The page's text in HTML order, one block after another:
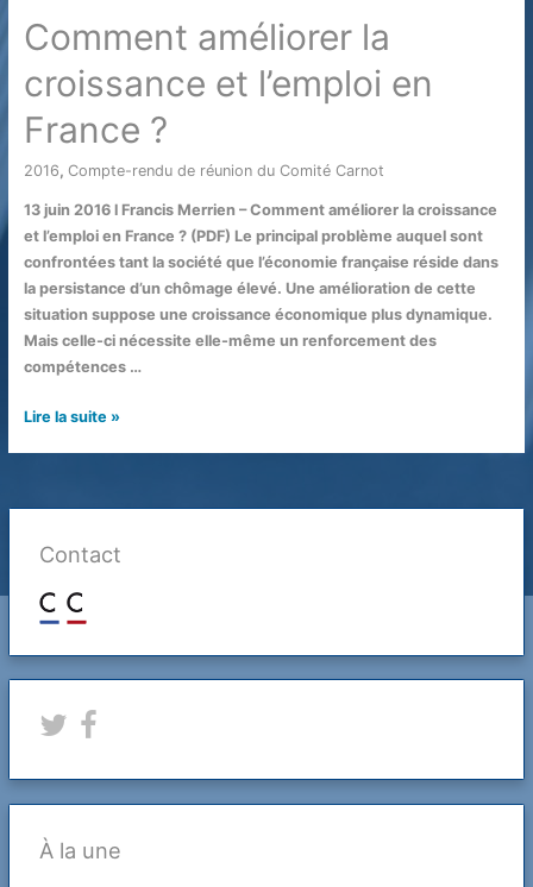
Comment améliorer la
croissance et l’emploi en
France ?
2016, Compte-rendu de réunion du Comité Carnot
​13 juin 2016 l Francis Merrien – Comment améliorer la croissance
et l’emploi en France ? (PDF) Le principal problème auquel sont
confrontées tant la société que l’économie française réside dans
la persistance d’un chômage élevé. Une amélioration de cette
situation suppose une croissance économique plus dynamique.
Mais celle-ci nécessite elle-même un renforcement des
compétences …
Comment
l’emploi
France
Lire la suite »
Contact
À la une